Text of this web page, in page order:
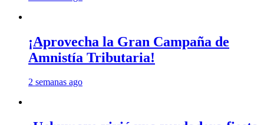
¡Aprovecha la Gran Campaña de
Amnistía Tributaria!
2 semanas ago